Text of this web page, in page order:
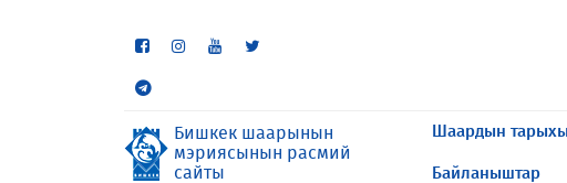
Бишкек шаарынын
мэриясынын расмий
сайты
Шаардын тарыхы
Байланыштар